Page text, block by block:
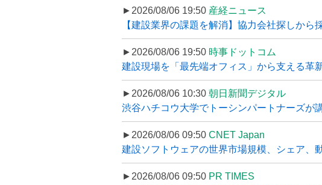
►2026/08/06 19:50 産経ニュース
【建設業界の課題を解消】協力会社探しから
►2026/08/06 19:50 時事ドットコム
建設現場を「最先端オフィス」から支える革
►2026/08/06 10:30 朝日新聞デジタル
渋谷ハチコウ大学でトーシンパートナーズが
►2026/08/06 09:50 CNET Japan
建設ソフトウェアの世界市場規模、シェア、
►2026/08/06 09:50 PR TIMES